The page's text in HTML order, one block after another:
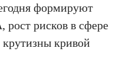
формируют
рисков в сфере
кривой